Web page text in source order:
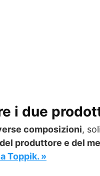
i due
composizioni,
produttore e del
Toppik. »